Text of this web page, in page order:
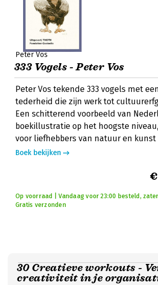
Peter Vos
333 Vogels - Peter Vos
Peter Vos tekende 333 vogels met
tederheid die zijn werk tot
Een schitterend voorbeeld van
boekillustratie op het hoogste
voor liefhebbers van natuur en kunst
Boek bekijken
Op voorraad | Vandaag voor 23:00 besteld,
Gratis verzonden
30 Creatieve workouts -
creativiteit in je